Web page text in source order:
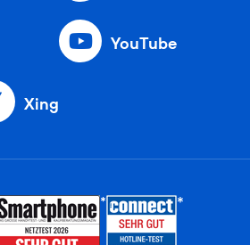
YouTube
Xing